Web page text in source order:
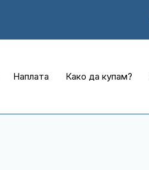
Наплата Како да купам?